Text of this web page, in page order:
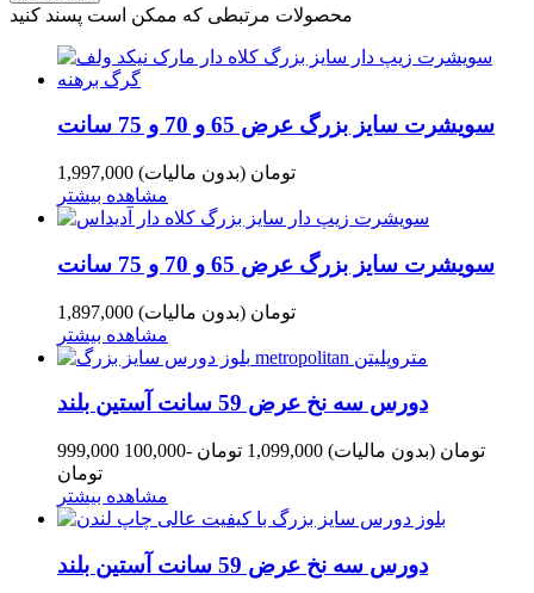
محصولات مرتبطی که ممکن است پسند کنید
سویشرت سایز بزرگ عرض 65 و 70 و 75 سانت
1,997,000 تومان (بدون مالیات)
مشاهده بیشتر
سویشرت سایز بزرگ عرض 65 و 70 و 75 سانت
1,897,000 تومان (بدون مالیات)
مشاهده بیشتر
دورس سه نخ عرض 59 سانت آستین بلند
999,000 تومان (بدون مالیات) 1,099,000 تومان
-100,000
تومان
مشاهده بیشتر
دورس سه نخ عرض 59 سانت آستین بلند